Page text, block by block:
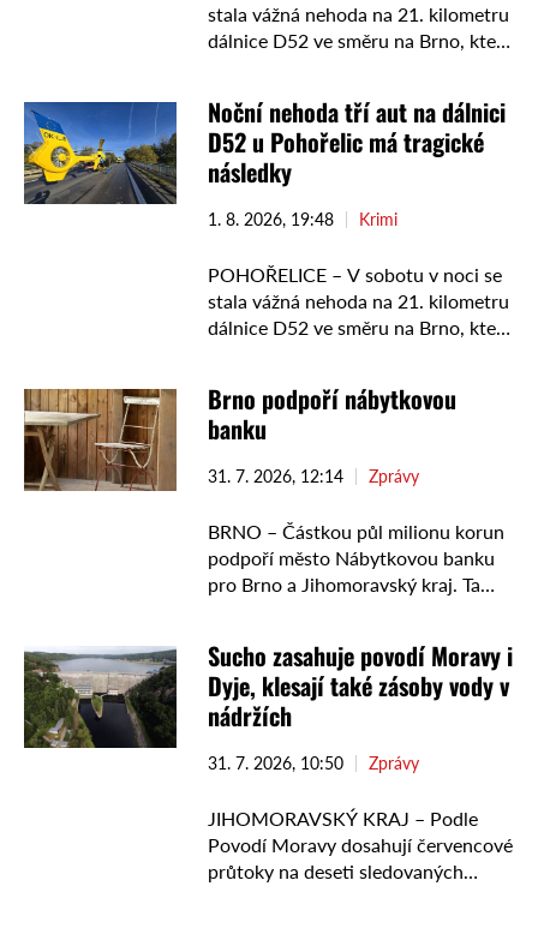
stala vážná nehoda na 21. kilometru
dálnice D52 ve směru na Brno, která
Noční nehoda tří aut na dálnici
D52 u Pohořelic má tragické
následky
1. 8. 2026, 19:48 Krimi
POHOŘELICE – V sobotu v noci se
stala vážná nehoda na 21. kilometru
dálnice D52 ve směru na Brno, která
Brno podpoří nábytkovou
banku
31. 7. 2026, 12:14 Zprávy
BRNO – Částkou půl milionu korun
podpoří město Nábytkovou banku
pro Brno a Jihomoravský kraj. Ta
„Brno podpoří jak …
Sucho zasahuje povodí Moravy i
Dyje, klesají také zásoby vody v
nádržích
31. 7. 2026, 10:50 Zprávy
JIHOMORAVSKÝ KRAJ – Podle
Povodí Moravy dosahují červencové
průtoky na deseti sledovaných